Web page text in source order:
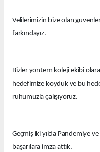
Velilerimizin bize olan
farkındayız.
Bizler yöntem koleji ekibi
hedefimize koyduk ve bu
ruhumuzla çalışıyoruz.
Geçmiş iki yılda Pandemiye
başarılara imza attık.